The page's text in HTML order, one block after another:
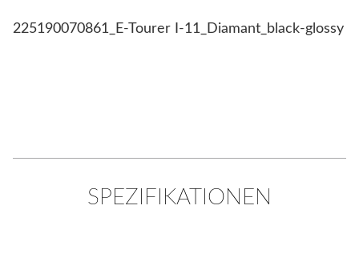
225190070861_E-Tourer I-11_Diamant_black-glossy
SPEZIFIKATIONEN